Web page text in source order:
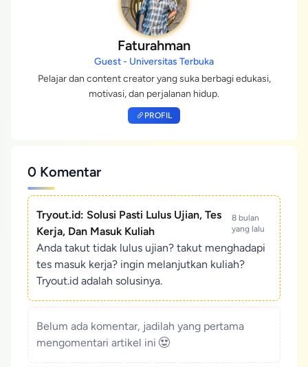
Faturahman
Guest - Universitas Terbuka
Pelajar dan content creator yang suka berbagi edukasi,
motivasi, dan perjalanan hidup.
PROFIL
0 Komentar
Tryout.id: Solusi Pasti Lulus Ujian, Tes
Kerja, Dan Masuk Kuliah
8 bulan
yang lalu
Anda takut tidak lulus ujian? takut menghadapi
tes masuk kerja? ingin melanjutkan kuliah?
Tryout.id adalah solusinya.
Belum ada komentar, jadilah yang pertama
mengomentari artikel ini